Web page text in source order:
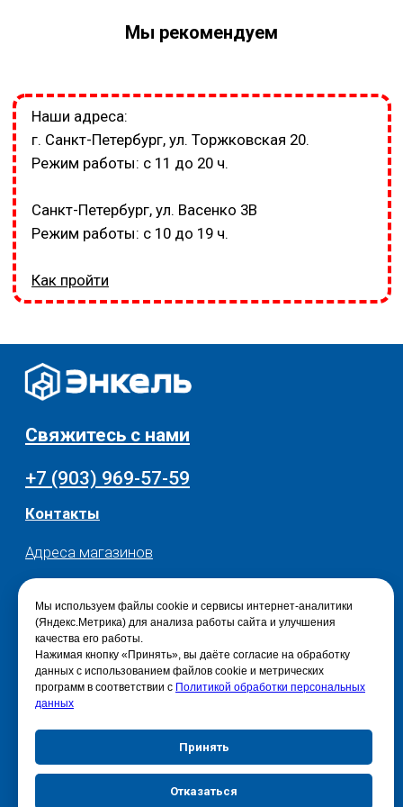
Мы используем файлы cookie и сервисы интернет-аналитики
(Яндекс.Метрика) для анализа работы сайта и улучшения
качества его работы.
Нажимая кнопку «Принять», вы даёте согласие на обработку
данных с использованием файлов cookie и метрических
программ в соответствии с Политикой обработки персональных
данных
Принять
Отказаться
Мы рекомендуем